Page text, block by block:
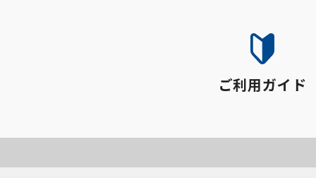
ご利用ガイド